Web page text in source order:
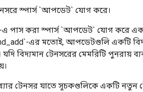
স্পার্স `আপডেট` যোগ করে।
এ পাস করা স্পার্স `আপডেট` যোগ করে
এর মতোই, আপডেটগুলি একটি
যদি বিদ্যমান টেনসরের মেমরিটি পুনরায়
টেনসর যাতে সূচকগুলিকে একটি